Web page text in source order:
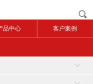
品中心 客户案例